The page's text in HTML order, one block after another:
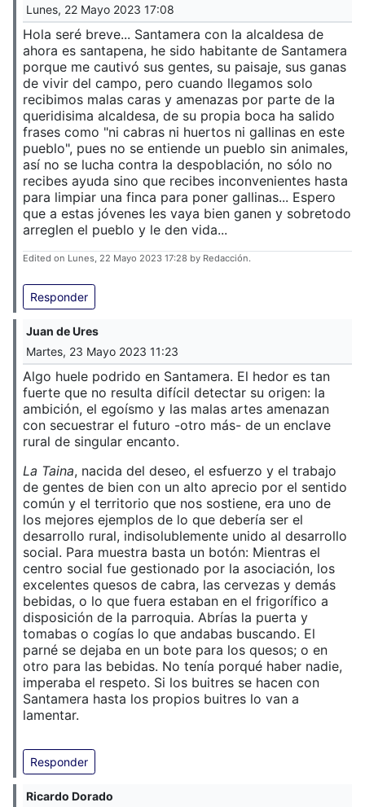
Lunes, 22 Mayo 2023 17:08
Hola seré breve... Santamera con la alcaldesa de
ahora es santapena, he sido habitante de Santamera
porque me cautivó sus gentes, su paisaje, sus ganas
de vivir del campo, pero cuando llegamos solo
recibimos malas caras y amenazas por parte de la
queridisima alcaldesa, de su propia boca ha salido
frases como "ni cabras ni huertos ni gallinas en este
pueblo", pues no se entiende un pueblo sin animales,
así no se lucha contra la despoblación, no sólo no
recibes ayuda sino que recibes inconvenientes hasta
para limpiar una finca para poner gallinas... Espero
que a estas jóvenes les vaya bien ganen y sobretodo
arreglen el pueblo y le den vida...
Edited on Lunes, 22 Mayo 2023 17:28 by Redacción.
Responder
Juan de Ures
Martes, 23 Mayo 2023 11:23
Algo huele podrido en Santamera. El hedor es tan
fuerte que no resulta difícil detectar su origen: la
ambición, el egoísmo y las malas artes amenazan
con secuestrar el futuro -otro más- de un enclave
rural de singular encanto.
La Taina, nacida del deseo, el esfuerzo y el trabajo
de gentes de bien con un alto aprecio por el sentido
común y el territorio que nos sostiene, era uno de
los mejores ejemplos de lo que debería ser el
desarrollo rural, indisolublemente unido al desarrollo
social. Para muestra basta un botón: Mientras el
centro social fue gestionado por la asociación, los
excelentes quesos de cabra, las cervezas y demás
bebidas, o lo que fuera estaban en el frigorífico a
disposición de la parroquia. Abrías la puerta y
tomabas o cogías lo que andabas buscando. El
parné se dejaba en un bote para los quesos; o en
otro para las bebidas. No tenía porqué haber nadie,
imperaba el respeto. Si los buitres se hacen con
Santamera hasta los propios buitres lo van a
lamentar.
Responder
Ricardo Dorado